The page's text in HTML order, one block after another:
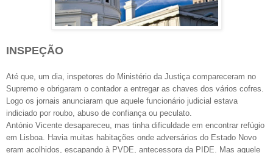
INSPEÇÃO
Até que, um dia, inspetores do Ministério da Justiça compareceram no
Supremo e obrigaram o contador a entregar as chaves dos vários cofres.
Logo os jornais anunciaram que aquele funcionário judicial estava
indiciado por roubo, abuso de confiança ou peculato.
António Vicente desapareceu, mas tinha dificuldade em encontrar refúgio
em Lisboa. Havia muitas habitações onde adversários do Estado Novo
eram acolhidos, escapando à PVDE, antecessora da PIDE. Mas aquele